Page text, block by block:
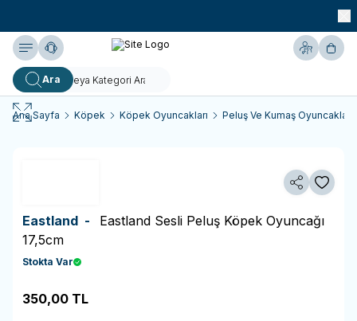
Yardım
Ara
Hesabım
Ana Sayfa Köpek Köpek Oyuncakları Peluş Ve Kumaş Oyuncaklar
Paylaş
Eastland - Eastland Sesli Peluş Köpek Oyuncağı
17,5cm
Stokta Var
350,00 TL